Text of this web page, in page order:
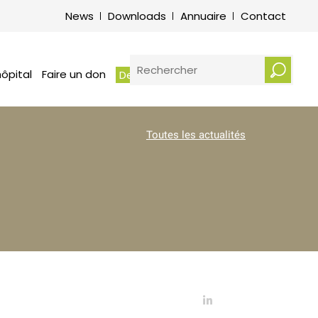
de médiation hospitalière
Faire un don
Demander un rendez-vous
News Downloads Annuaire Contact
Toutes les actualités